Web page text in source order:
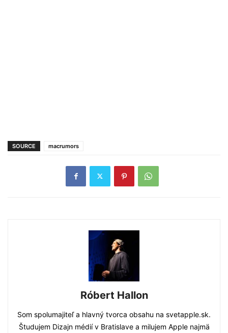
SOURCE macrumors
Róbert Hallon
Som spolumajiteľ a hlavný tvorca obsahu na svetapple.sk.
Študujem Dizajn médií v Bratislave a milujem Apple najmä